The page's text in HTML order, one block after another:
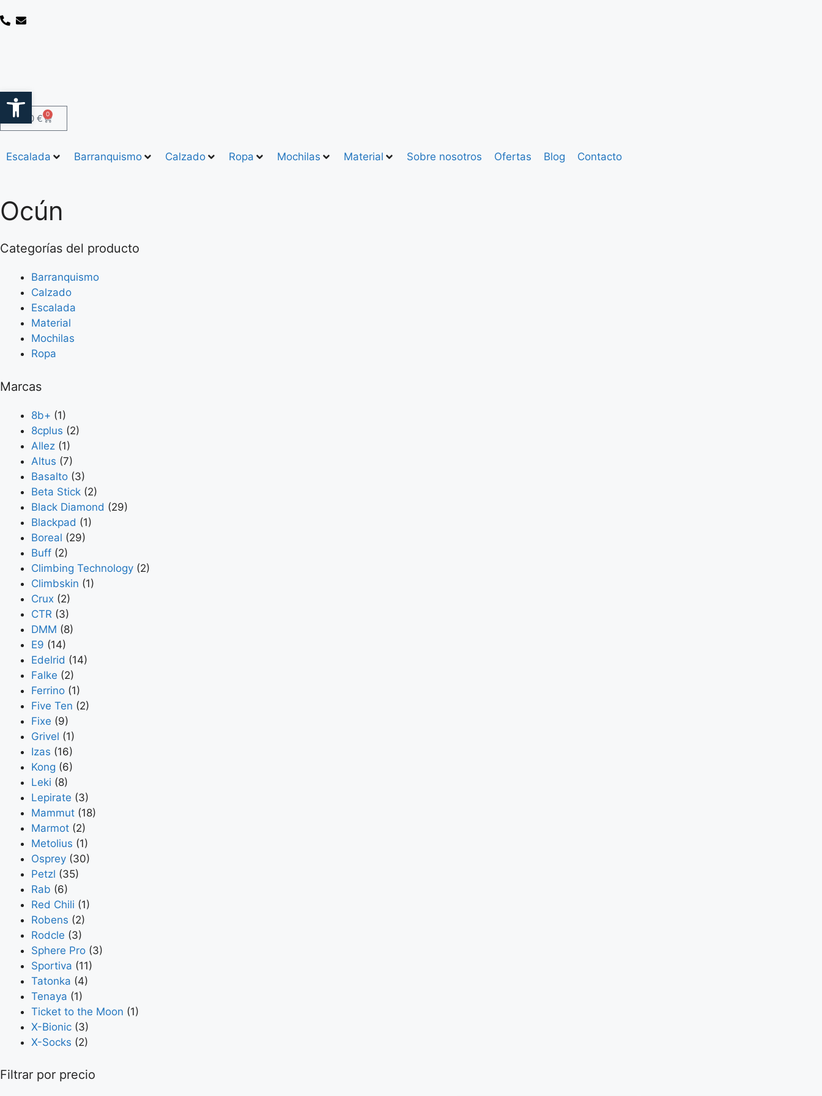
0,00 € 0
Escalada Barranquismo Calzado Ropa Mochilas Material Sobre nosotros Ofertas Blog Contacto
Ocún
Categorías del producto
Barranquismo
Calzado
Escalada
Material
Mochilas
Ropa
Marcas
8b+ (1)
8cplus (2)
Allez (1)
Altus (7)
Basalto (3)
Beta Stick (2)
Black Diamond (29)
Blackpad (1)
Boreal (29)
Buff (2)
Climbing Technology (2)
Climbskin (1)
Crux (2)
CTR (3)
DMM (8)
E9 (14)
Edelrid (14)
Falke (2)
Ferrino (1)
Five Ten (2)
Fixe (9)
Grivel (1)
Izas (16)
Kong (6)
Leki (8)
Lepirate (3)
Mammut (18)
Marmot (2)
Metolius (1)
Osprey (30)
Petzl (35)
Rab (6)
Red Chili (1)
Robens (2)
Rodcle (3)
Sphere Pro (3)
Sportiva (11)
Tatonka (4)
Tenaya (1)
Ticket to the Moon (1)
X-Bionic (3)
X-Socks (2)
Filtrar por precio
Abrir barra de herramientas